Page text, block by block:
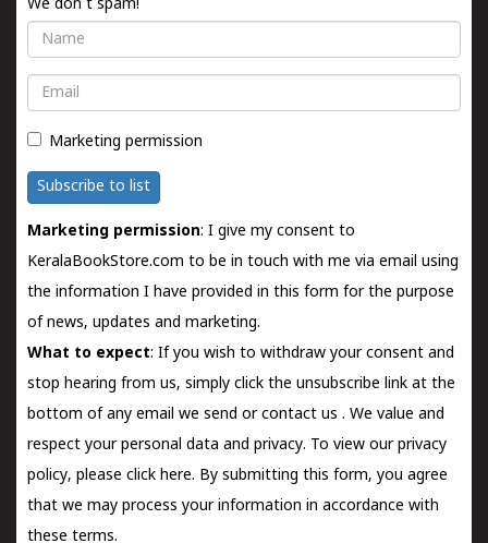
We don't spam!
Name
Email
Marketing permission
Subscribe to list
Marketing permission: I give my consent to
KeralaBookStore.com to be in touch with me via email using
the information I have provided in this form for the purpose
of news, updates and marketing.
What to expect: If you wish to withdraw your consent and
stop hearing from us, simply click the unsubscribe link at the
bottom of any email we send orcontact us . We value and
respect your personal data and privacy. To view our privacy
policy, please click here. By submitting this form, you agree
that we may process your information in accordance with
these terms.